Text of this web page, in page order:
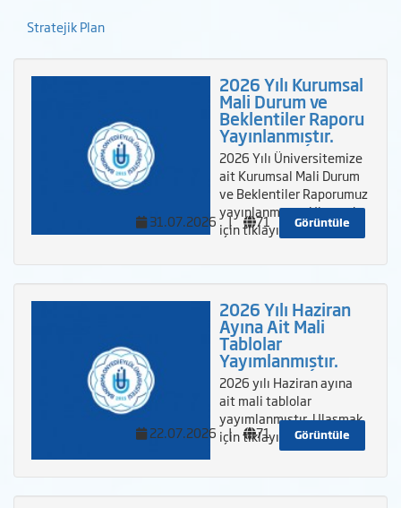
Stratejik Plan
2026 Yılı Kurumsal
Mali Durum ve
Beklentiler Raporu
Yayınlanmıştır.
2026 Yılı Üniversitemize
ait Kurumsal Mali Durum
ve Beklentiler Raporumuz
yayınlanmıştır. Ulaşmak
için tıklayınız.Görüntüle
31.07.2026 | 71
2026 Yılı Haziran
Ayına Ait Mali
Tablolar
Yayımlanmıştır.
2026 yılı Haziran ayına
ait mali tablolar
yayımlanmıştır. Ulaşmak
için tıklayınız.Görüntüle
22.07.2026 | 71